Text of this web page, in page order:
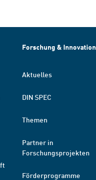
Forschung & Innovation
Aktuelles
DIN SPEC
Themen
Partner in
Forschungsprojekten
Förderprogramme